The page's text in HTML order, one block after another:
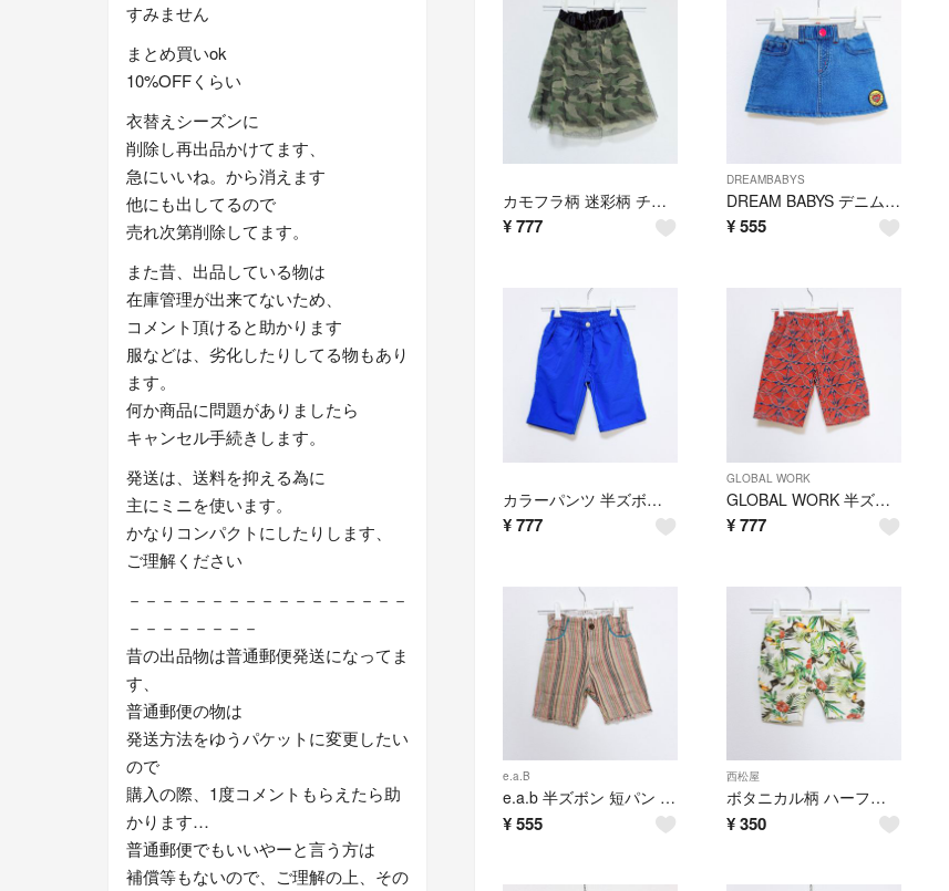
カモフラ柄 迷彩柄 チュール膝丈スカート ロングスカート 装レース ウエストゴム 膝丈スカート 90
¥777
DREAMBABYS
DREAM BABYS デニムスカート ウエストゴム スカート BABY DOLL デニム ミニスカート 90
¥555
カラーパンツ 半ズボン ウエストゴム ハーフパンツ ブルー 青 シャカシャカパンツ 短パン 120
¥777
GLOBAL WORK
GLOBAL WORK 半ズボン ウエストゴム ハーフパンツ 総柄デザイン 赤
¥777
e.a.B
e.a.b 半ズボン 短パン パンツ 麻パン エーアーベー 90 切りっぱなしパンツ ストライプ
¥555
西松屋
ボタニカル柄 ハーフパンツ 半ズボン ウエストゴム ヤシの木柄 ウエストゴム 短パン 赤ちゃん 60 70
¥350
すみません
まとめ買いok
10%OFFくらい
衣替えシーズンに
削除し再出品かけてます、
急にいいね。から消えます
他にも出してるので
売れ次第削除してます。
また昔、出品している物は
在庫管理が出来てないため、
コメント頂けると助かります
服などは、劣化したりしてる物もあり
ます。
何か商品に問題がありましたら
キャンセル手続きします。
発送は、送料を抑える為に
主にミニを使います。
かなりコンパクトにしたりします、
ご理解ください
－－－－－－－－－－－－－－－－－
－－－－－－－－
昔の出品物は普通郵便発送になってま
す、
普通郵便の物は
発送方法をゆうパケットに変更したい
ので
購入の際、1度コメントもらえたら助
かります…
普通郵便でもいいやーと言う方は
補償等もないので、ご理解の上、その